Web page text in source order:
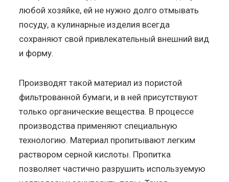
любой хозяйке, ей не нужно долго отмывать
посуду, а кулинарные изделия всегда
сохраняют свой привлекательный внешний вид
и форму.
Производят такой материал из пористой
фильтрованной бумаги, и в ней присутствуют
только органические вещества. В процессе
производства применяют специальную
технологию. Материал пропитывают легким
раствором серной кислоты. Пропитка
позволяет частично разрушить используемую